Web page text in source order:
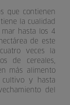
que contienen
la cualidad
hasta los 4
de este
veces la
de cereales,
más alimento
y hasta
del